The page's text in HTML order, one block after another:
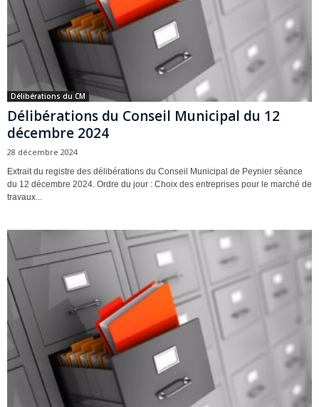
Délibérations du CM
Délibérations du Conseil Municipal du 12
décembre 2024
28 décembre 2024
Extrait du registre des délibérations du Conseil Municipal de Peynier séance
du 12 décembre 2024. Ordre du jour : Choix des entreprises pour le marché de
travaux...